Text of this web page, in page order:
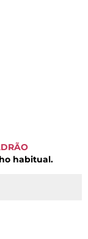
habitual.